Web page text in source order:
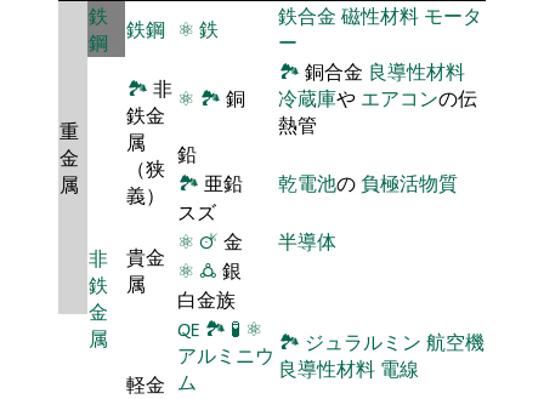
重
金
属
鉄
鋼
鉄鋼 ⚛ 鉄 鉄合金 磁性材料 モータ
ー
非
鉄
金
属
🏞 非
鉄金
属
（狭
義）
⚛ 🏞 銅
🏞 銅合金 良導性材料
冷蔵庫や エアコンの伝
熱管
鉛
🏞 亜鉛 乾電池の 負極活物質
スズ
貴金
属
⚛ 🜚 金
半導体
⚛ 🜛 銀
白金族
軽金
🜀 🏞 🧪 ⚛
アルミニウ
ム
🏞 ジュラルミン 航空機
良導性材料 電線